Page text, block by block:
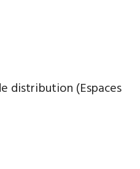
distribution (Espaces